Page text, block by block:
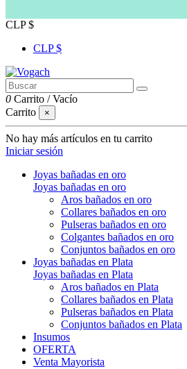
CLP $
CLP $
0 Carrito /Vacío
Carrito
×
No hay más artículos en tu carrito
Iniciar sesión
Joyas bañadas en oro
Joyas bañadas en oro
Aros bañados en oro
Collares bañados en oro
Pulseras bañados en oro
Colgantes bañados en oro
Conjuntos bañados en oro
Joyas bañadas en Plata
Joyas bañadas en Plata
Aros bañados en Plata
Collares bañados en Plata
Pulseras bañados en Plata
Conjuntos bañados en Plata
Insumos
OFERTA
Venta Mayorista